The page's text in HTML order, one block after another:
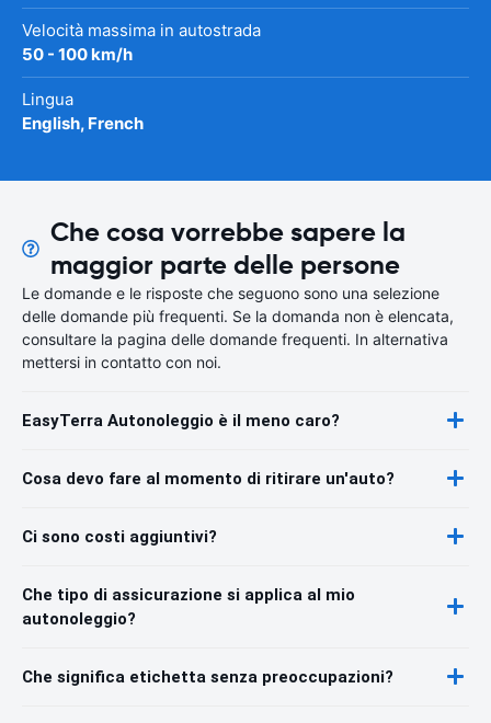
Velocità massima in autostrada
50 - 100 km/h
Lingua
English, French
Che cosa vorrebbe sapere la
maggior parte delle persone
Le domande e le risposte che seguono sono una selezione
delle domande più frequenti. Se la domanda non è elencata,
consultare la pagina delle domande frequenti. In alternativa
mettersi in contatto con noi.
EasyTerra Autonoleggio è il meno caro?
Cosa devo fare al momento di ritirare un'auto?
Ci sono costi aggiuntivi?
Che tipo di assicurazione si applica al mio
autonoleggio?
Che significa etichetta senza preoccupazioni?